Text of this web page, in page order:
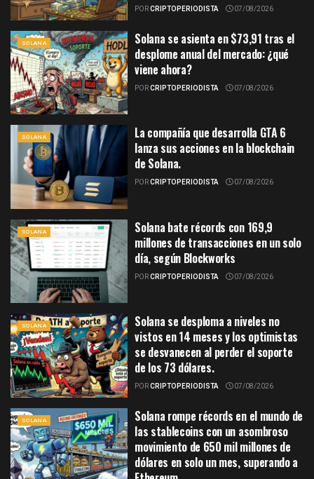
PORCRIPTOPERIODISTA 07/08/2026
SOLANA
Solana se asienta en $73,91 tras el
desplome anual del mercado: ¿qué
viene ahora?
PORCRIPTOPERIODISTA 07/08/2026
SOLANA
La compañía que desarrolla GTA 6
lanza sus acciones en la blockchain
de Solana.
PORCRIPTOPERIODISTA 07/08/2026
SOLANA
Solana bate récords con 169,9
millones de transacciones en un solo
día, según Blockworks
PORCRIPTOPERIODISTA 07/08/2026
SOLANA
Solana se desploma a niveles no
vistos en 14 meses y los optimistas
se desvanecen al perder el soporte
de los 73 dólares.
PORCRIPTOPERIODISTA 07/08/2026
SOLANA
Solana rompe récords en el mundo de
las stablecoins con un asombroso
movimiento de 650 mil millones de
dólares en solo un mes, superando a